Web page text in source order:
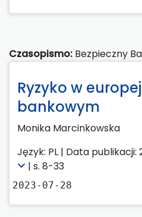
Czasopismo: Bezpieczny
Ryzyko w
bankowym
Monika Marcinkowska
Język: PL | Data
| s. 8-33
2023-07-28